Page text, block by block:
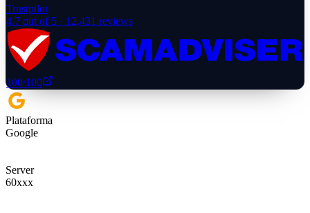
Trustpilot
4.7 out of 5 · 12,431 reviews
100/100
Plataforma
Google
Server
60xxx